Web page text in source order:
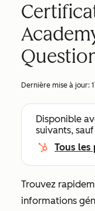
Dernière mise à jour:
Disponible
suivants,
Tous
Trouvez
informations